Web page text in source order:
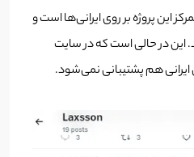
این پروژه بر روی ایرانی‌ها است و
این در حالی است که در سایت
هم پشتیبانی نمی‌شود.